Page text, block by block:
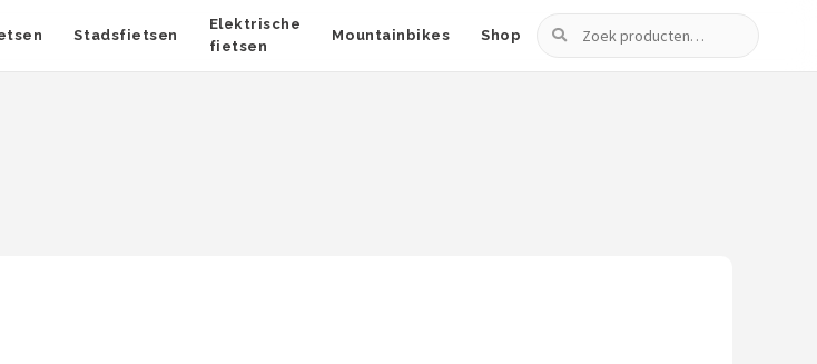
Stadsfietsen
Elektrische
fietsen
Mountainbikes Shop
Zoeken